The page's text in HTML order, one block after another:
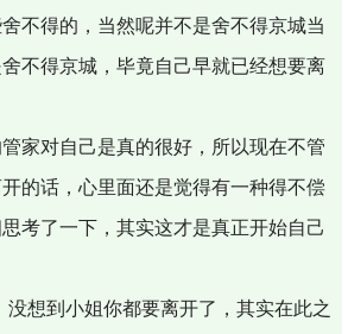
不得的，当然呢并不是舍不得京城当
不得京城，毕竟自己早就已经想要离
家对自己是真的很好，所以现在不管
的话，心里面还是觉得有一种得不偿
考了一下，其实这才是真正开始自己
想到小姐你都要离开了，其实在此之